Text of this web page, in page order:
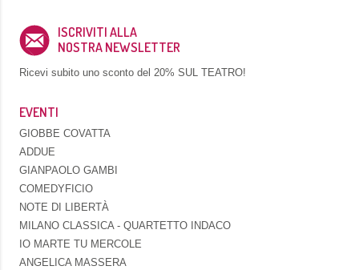
ISCRIVITI ALLA
NOSTRA NEWSLETTER
Ricevi subito uno sconto del 20% SUL TEATRO!
EVENTI
GIOBBE COVATTA
ADDUE
GIANPAOLO GAMBI
COMEDYFICIO
NOTE DI LIBERTÀ
MILANO CLASSICA - QUARTETTO INDACO
IO MARTE TU MERCOLE
ANGELICA MASSERA